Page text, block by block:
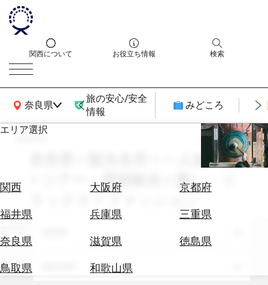
関西について お役立ち情報 検索
奈良県
関西広域MAP
旅の安心/安全
情報
みどころ
エリア選択
関西 大阪府
京都府
福井県
兵庫県
三重県
奈良県
滋賀県
徳島県
鳥取県
和歌山県
エ
券
テ
を
search
奈良県 × 観光名所 × 一人旅 × 9月
× ツアー・周遊観光 × 癒し・リ
テーマ